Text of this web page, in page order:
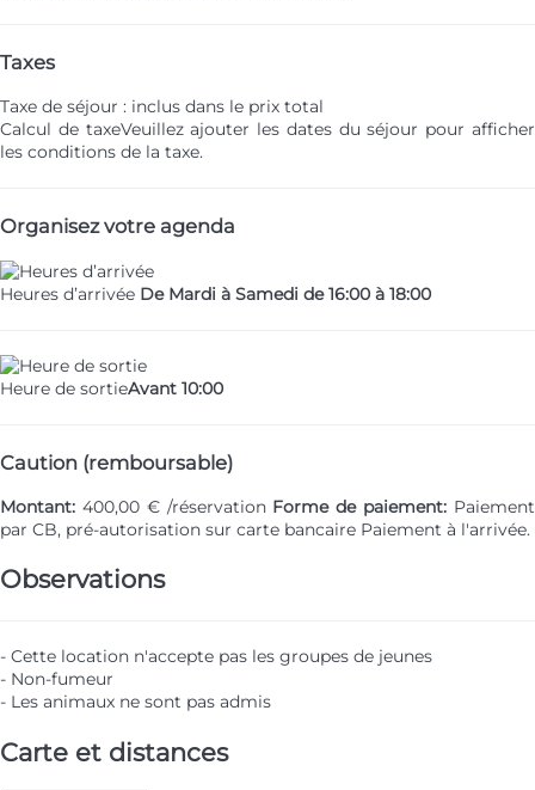
Taxes
Taxe de séjour : inclus dans le prix total
Calcul de taxeVeuillez ajouter les dates du séjour pour afficher
les conditions de la taxe.
Organisez votre agenda
Heures d’arrivée De Mardi à Samedi de 16:00 à 18:00
Heure de sortieAvant 10:00
Caution (remboursable)
Montant: 400,00 € /réservation Forme de paiement: Paiement
par CB, pré-autorisation sur carte bancaire Paiement à l'arrivée.
Observations
- Cette location n'accepte pas les groupes de jeunes
- Non-fumeur
- Les animaux ne sont pas admis
Carte et distances